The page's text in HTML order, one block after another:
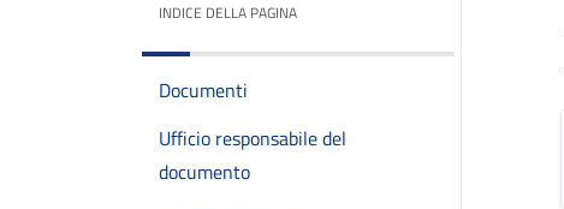
INDICE DELLA PAGINA
Documenti
Ufficio responsabile del
documento